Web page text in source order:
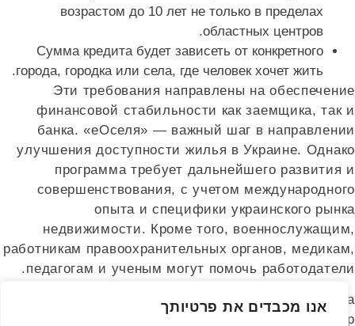
אנו מכבדים את פרטיותך
возрастом до 10 лет не только в пределах
областных центров.
Сумма кредита будет зависеть от конкретного
города, городка или села, где человек хочет жить.
Эти требования направлены на обеспечение
финансовой стабильности как заемщика, так и
банка. «еОселя» — важный шаг в направлении
улучшения доступности жилья в Украине. Однако
программа требует дальнейшего развития и
совершенствования, с учетом международного
опыта и специфики украинского рынка
недвижимости. Кроме того, военнослужащим,
работникам правоохранительных органов, медикам,
педагогам и ученым могут помочь работодатели.
О деталях этой программы «Минфину» рассказала
первый вице-премьер-министр Украины — министр